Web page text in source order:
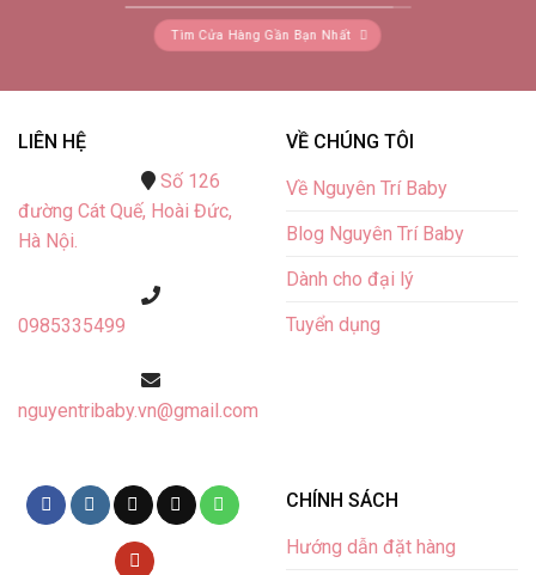
Tìm Cửa Hàng Gần Bạn Nhất
LIÊN HỆ
Số 126
đường Cát Quế, Hoài Đức,
Hà Nội.
0985335499
nguyentribaby.vn@gmail.com
VỀ CHÚNG TÔI
Về Nguyên Trí Baby
Blog Nguyên Trí Baby
Dành cho đại lý
Tuyển dụng
CHÍNH SÁCH
Hướng dẫn đặt hàng